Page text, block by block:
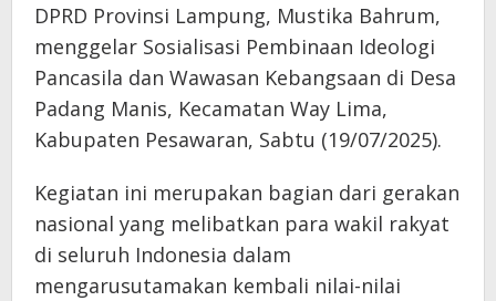
DPRD Provinsi Lampung, Mustika Bahrum,
menggelar Sosialisasi Pembinaan Ideologi
Pancasila dan Wawasan Kebangsaan di Desa
Padang Manis, Kecamatan Way Lima,
Kabupaten Pesawaran, Sabtu (19/07/2025).
Kegiatan ini merupakan bagian dari gerakan
nasional yang melibatkan para wakil rakyat
di seluruh Indonesia dalam
mengarusutamakan kembali nilai-nilai